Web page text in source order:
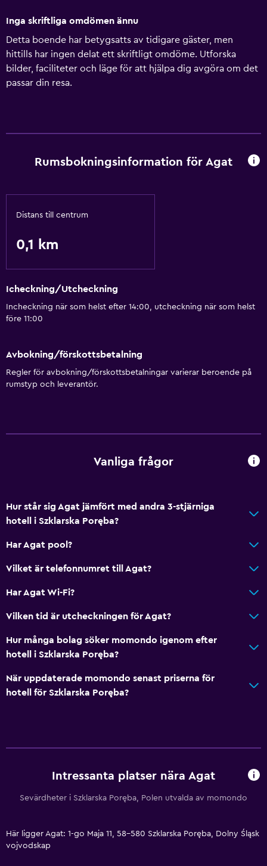
Inga skriftliga omdömen ännu
Detta boende har betygsatts av tidigare gäster, men
hittills har ingen delat ett skriftligt omdöme. Utforska
bilder, faciliteter och läge för att hjälpa dig avgöra om det
passar din resa.
Rumsbokningsinformation för Agat
Distans till centrum
0,1 km
Icheckning/Utcheckning
Incheckning när som helst efter 14:00, utcheckning när som helst
före 11:00
Avbokning/förskottsbetalning
Regler för avbokning/förskottsbetalningar varierar beroende på
rumstyp och leverantör.
Vanliga frågor
Hur står sig Agat jämfört med andra 3-stjärniga
hotell i Szklarska Poręba?
Har Agat pool?
Vilket är telefonnumret till Agat?
Har Agat Wi-Fi?
Vilken tid är utcheckningen för Agat?
Hur många bolag söker momondo igenom efter
hotell i Szklarska Poręba?
När uppdaterade momondo senast priserna för
hotell för Szklarska Poręba?
Intressanta platser nära Agat
Sevärdheter i Szklarska Poręba, Polen utvalda av momondo
Här ligger Agat: 1-go Maja 11, 58-580 Szklarska Poręba, Dolny Śląsk
vojvodskap